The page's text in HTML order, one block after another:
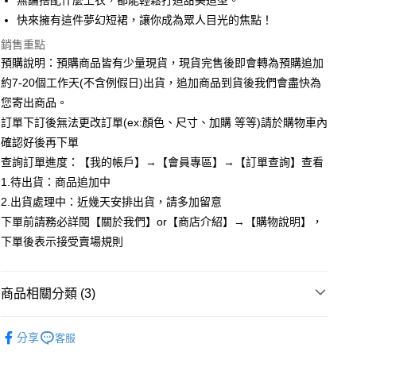
悠遊付
Google Pay
全支付
AFTEE先享後付
相關說明
【關於「AFTEE先享後付」】
AFTEE先享後付是「在收到商品之後才付款」的支付方式。 讓您購物簡單
便利好安心！
１．簡單：不需註冊會員、不需綁卡、不需儲值。
２．便利：只要手機號碼，簡訊認證，即可結帳。
３．安心：先確認商品／服務後，再付款。
【「AFTEE先享後付」結帳流程】
２．訂單成立數日內，您將收到繳費通知簡訊。
３．收到繳費通知簡訊後14天內，點擊此簡訊中的連結，可透過四大超商
※ 請注意：結帳手續完成當下不需立刻繳費，但若您需要取消訂單，請聯
絡購買商品的店家。未經商家同意取消之訂單仍視為有效，需透過AFTEE
ATM付款
運送方式
全家付款取貨
付款後全家取貨
7-11付款取貨
快來擁有這件夢幻短裙，讓你成為眾人目光的焦點！
銷售重點
預購說明：預購商品皆有少量現貨，現貨完售後即會轉為預購追加
約7-20個工作天(不含例假日)出貨，追加商品到貨後我們會盡快為
您寄出商品。
訂單下訂後無法更改訂單(ex:顏色、尺寸、加購 等等)請於購物車內
確認好後再下單
查詢訂單進度：【我的帳戶】→【會員專區】→【訂單查詢】查看
1.待出貨：商品追加中
2.出貨處理中：近幾天安排出貨，請多加留意
下單前請務必詳閱【關於我們】or【商店介紹】→【購物說明】，
下單後表示接受賣場規則
商品相關分類 (3)
分享 客服